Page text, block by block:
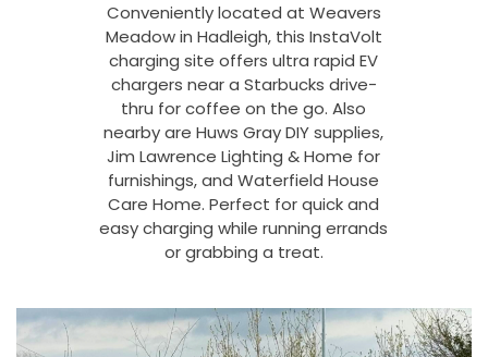
Conveniently located at Weavers
Meadow in Hadleigh, this InstaVolt
charging site offers ultra rapid EV
chargers near a Starbucks drive-
thru for coffee on the go. Also
nearby are Huws Gray DIY supplies,
Jim Lawrence Lighting & Home for
furnishings, and Waterfield House
Care Home. Perfect for quick and
easy charging while running errands
or grabbing a treat.